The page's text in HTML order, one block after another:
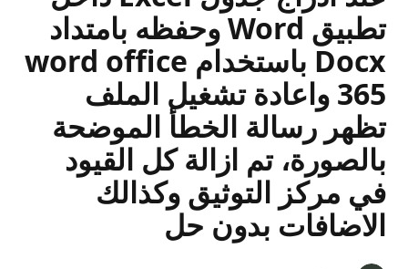
تطبيق Word وحفظه بامتداد
Docx باستخدام word office
365 واعادة تشغيل الملف
تظهر رسالة الخطأ الموضحة
بالصورة، تم ازالة كل القيود
في مركز التوثيق وكذالك
الاضافات بدون حل